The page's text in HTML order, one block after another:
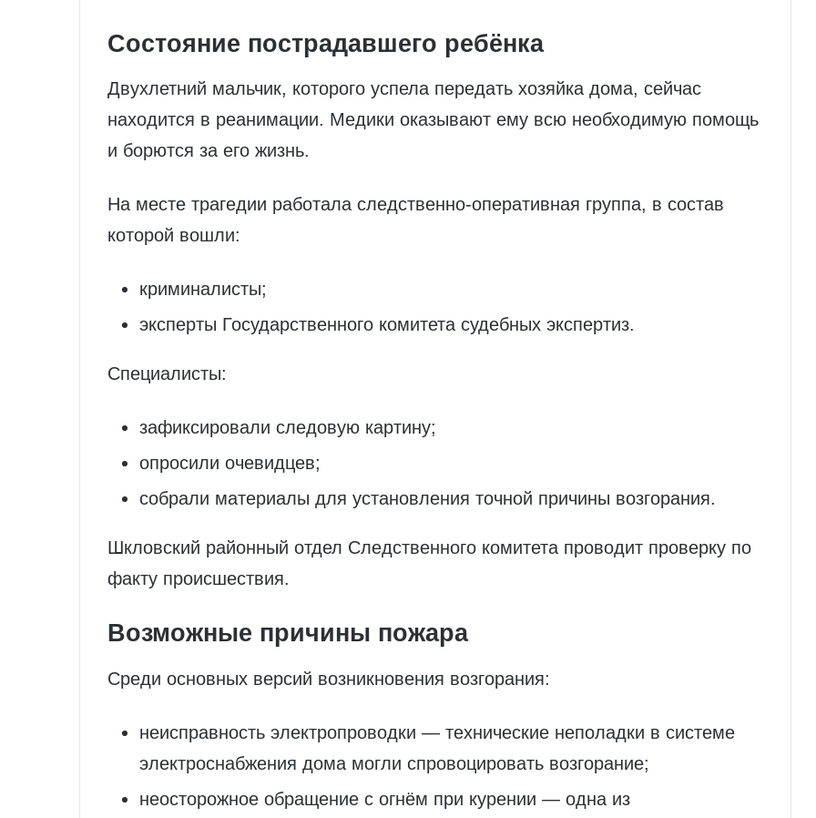
Состояние пострадавшего ребёнка
Двухлетний мальчик, которого успела передать хозяйка дома, сейчас
находится в реанимации. Медики оказывают ему всю необходимую помощь
и борются за его жизнь.
На месте трагедии работала следственно‑оперативная группа, в состав
которой вошли:
криминалисты;
эксперты Государственного комитета судебных экспертиз.
Специалисты:
зафиксировали следовую картину;
опросили очевидцев;
собрали материалы для установления точной причины возгорания.
Шкловский районный отдел Следственного комитета проводит проверку по
факту происшествия.
Возможные причины пожара
Среди основных версий возникновения возгорания:
неисправность электропроводки — технические неполадки в системе
электроснабжения дома могли спровоцировать возгорание;
неосторожное обращение с огнём при курении — одна из